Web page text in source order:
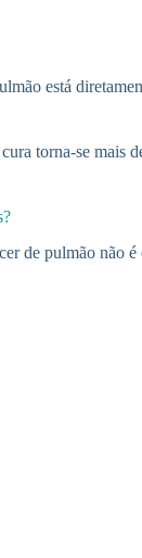
está
torna-se mais
de pulmão não